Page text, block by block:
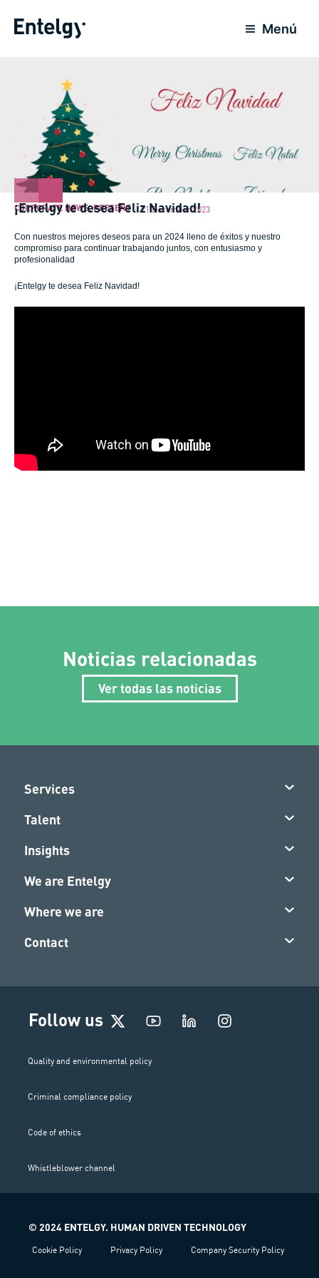
Menú
CORPORATE NEWS,PRESENT 21 December 2023
¡Entelgy te desea Feliz Navidad!
Con nuestros mejores deseos para un 2024 lleno de éxitos y nuestro
compromiso para continuar trabajando juntos, con entusiasmo y
profesionalidad
¡Entelgy te desea Feliz Navidad!
Noticias relacionadas
Ver todas las noticias
Services
Talent
Insights
We are Entelgy
Where we are
Contact
Follow us
I
n
Quality and environmental policy
Criminal compliance policy
Code of ethics
Whistleblower channel
© 2024 ENTELGY. HUMAN DRIVEN TECHNOLOGY
Cookie Policy Privacy Policy Company Security Policy